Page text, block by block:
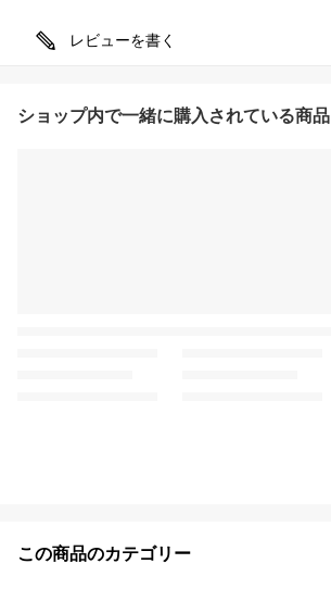
レビューを書く
ショップ内で一緒に購入されている商品
この商品のカテゴリー